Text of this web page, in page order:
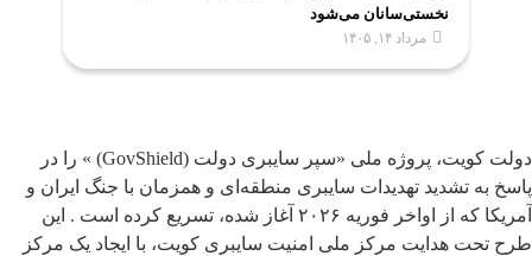
نخستی‌سانان می‌شود
مرداد ۱۴, ۱۴۰۵
دولت کویت، پروژه ملی «سپر سایبری دولت (GovShield) » را در
پاسخ به تشدید تهدیدات سایبری منطقه‌ای و همزمان با جنگ ایران و
آمریکا که از اواخر فوریه ۲۰۲۶ آغاز شده، تسریع کرده است . این
طرح تحت هدایت مرکز ملی امنیت سایبری کویت، با ایجاد یک مرکز